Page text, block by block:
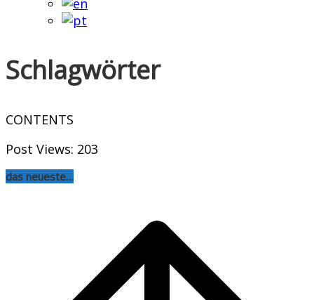
Schlagwörter
CONTENTS
Post Views: 203
das neueste…